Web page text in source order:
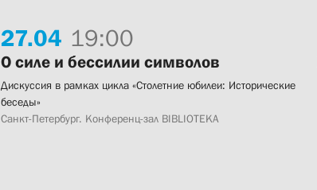
27.04 19:00
О силе и бессилии символов
Дискуссия в рамках цикла «Столетние юбилеи: Исторические
беседы»
Санкт-Петербург. Конференц-зал BIBLIOTEKA